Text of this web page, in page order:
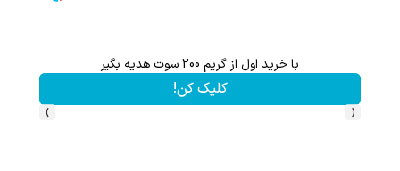
با خرید اول از گریم 200 سوت هدیه بگیر
کلیک کن!
‹
›